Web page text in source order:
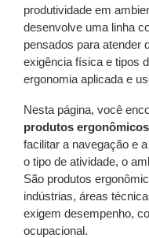
produtividade em
desenvolve uma linha
pensados para atender
exigência física e tipos
ergonomia aplicada e
Nesta página, você
produtos
facilitar a navegação e
o tipo de atividade, o
São produtos
indústrias, áreas
exigem desempenho,
ocupacional.